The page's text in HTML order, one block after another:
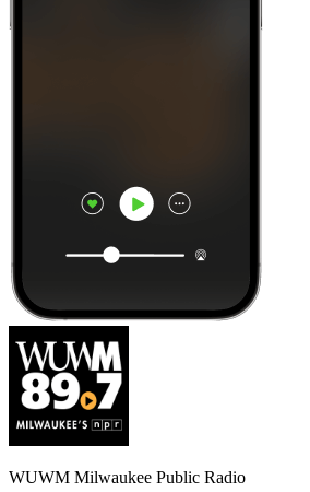
WUWM Milwaukee Public Radio